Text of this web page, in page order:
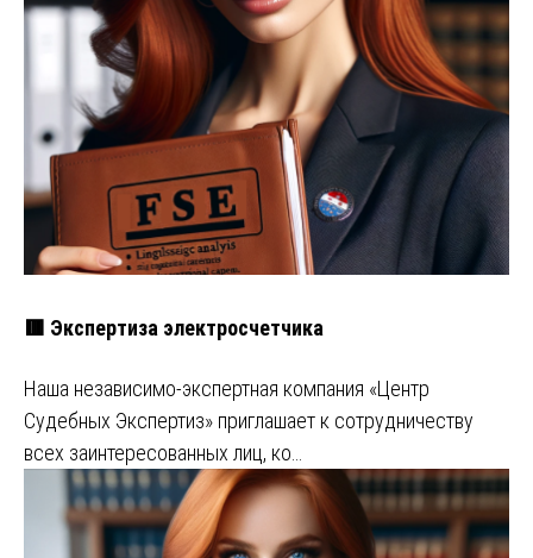
🟥 Экспертиза электросчетчика
Наша независимо-экспертная компания «Центр
Судебных Экспертиз» приглашает к сотрудничеству
всех заинтересованных лиц, ко…